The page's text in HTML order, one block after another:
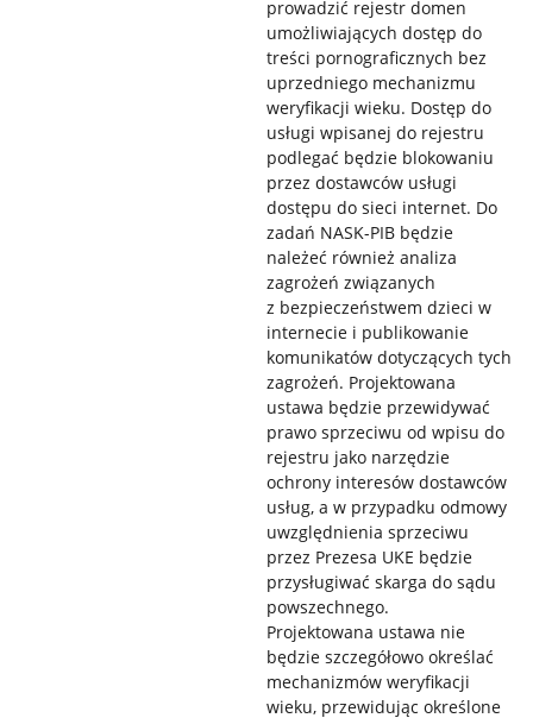
prowadzić rejestr domen
umożliwiających dostęp do
treści pornograficznych bez
uprzedniego mechanizmu
weryfikacji wieku. Dostęp do
usługi wpisanej do rejestru
podlegać będzie blokowaniu
przez dostawców usługi
dostępu do sieci internet. Do
zadań NASK-PIB będzie
należeć również analiza
zagrożeń związanych
z bezpieczeństwem dzieci w
internecie i publikowanie
komunikatów dotyczących tych
zagrożeń. Projektowana
ustawa będzie przewidywać
prawo sprzeciwu od wpisu do
rejestru jako narzędzie
ochrony interesów dostawców
usług, a w przypadku odmowy
uwzględnienia sprzeciwu
przez Prezesa UKE będzie
przysługiwać skarga do sądu
powszechnego.
Projektowana ustawa nie
będzie szczegółowo określać
mechanizmów weryfikacji
wieku, przewidując określone